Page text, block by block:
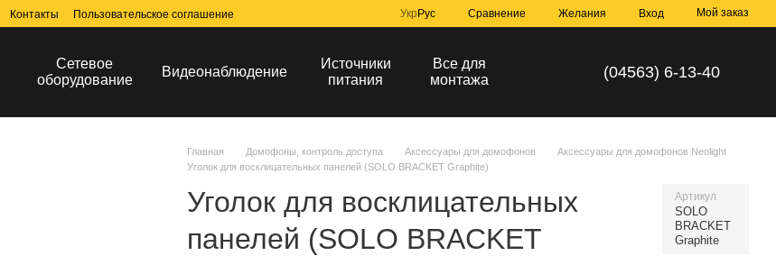
Контакты
Пользовательское соглашение
Укр Рус Сравнение Желания Вход Мой заказ
Сетевое
оборудование
Видеонаблюдение
Источники
питания
Все для
монтажа
(04563) 6-13-40
Главная Домофоны, контроль доступа Аксессуары для домофонов
Аксессуары для домофонов Neolight
Уголок для восклицательных панелей (SOLO BRACKET Graphite)
Уголок для восклицательных
панелей (SOLO BRACKET
Артикул
SOLO
BRACKET
Graphite